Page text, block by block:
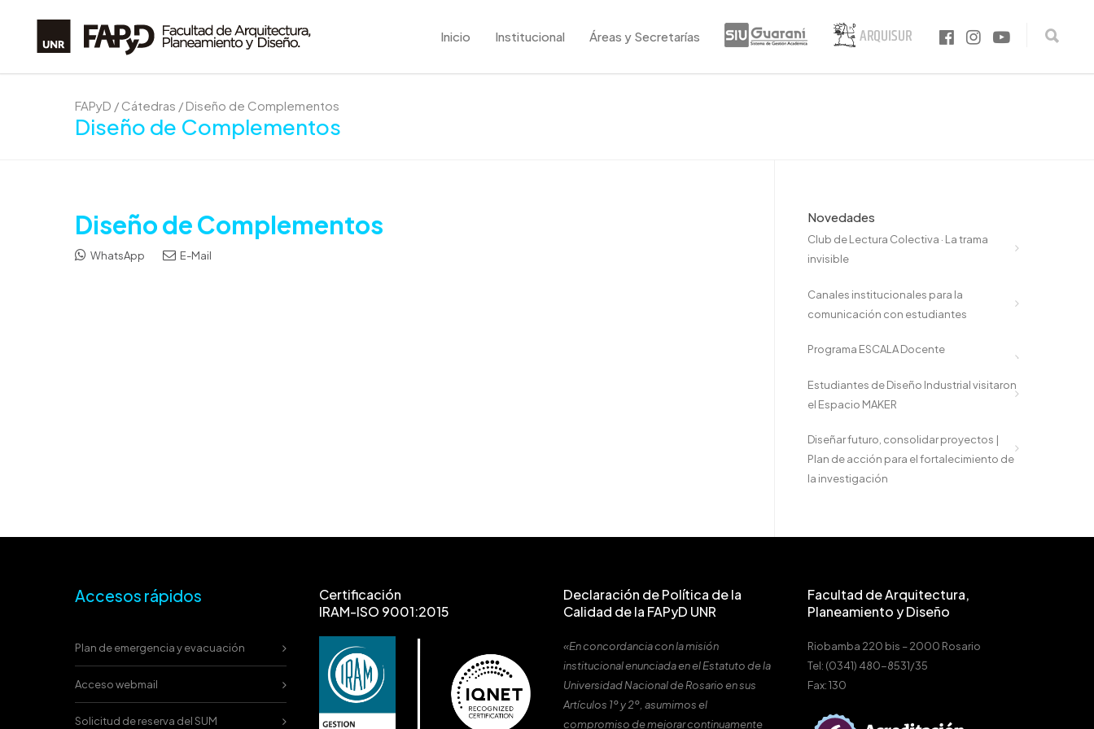
Inicio Institucional Áreas y Secretarías
FAPyD / Cátedras / Diseño de Complementos
Diseño de Complementos
Diseño de Complementos
WhatsApp E-Mail
Novedades
Club de Lectura Colectiva · La trama
invisible
Canales institucionales para la
comunicación con estudiantes
Programa ESCALA Docente
Estudiantes de Diseño Industrial visitaron
el Espacio MAKER
Diseñar futuro, consolidar proyectos |
Plan de acción para el fortalecimiento de
la investigación
Accesos rápidos
Plan de emergencia y evacuación
Acceso webmail
Solicitud de reserva del SUM
Certificación
IRAM-ISO 9001:2015
Declaración de Política de la
Calidad de la FAPyD UNR
«En concordancia con la misión
institucional enunciada en el Estatuto de la
Universidad Nacional de Rosario en sus
Artículos 1º y 2º, asumimos el
compromiso de mejorar continuamente
Facultad de Arquitectura,
Planeamiento y Diseño
Riobamba 220 bis – 2000 Rosario
Tel: (0341) 480-8531/35
Fax: 130